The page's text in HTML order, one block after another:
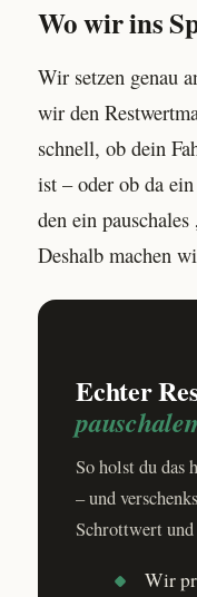
Wo wir ins
Wir setzen genau
wir den
schnell, ob dein
ist – oder ob da
den ein
Deshalb machen
Echter
So holst du das
– und
Schrottwert
Wir